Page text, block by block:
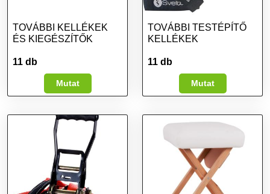
TOVÁBBI KELLÉKEK
ÉS KIEGÉSZÍTŐK
11 db
Mutat
TOVÁBBI TESTÉPÍTŐ
KELLÉKEK
11 db
Mutat